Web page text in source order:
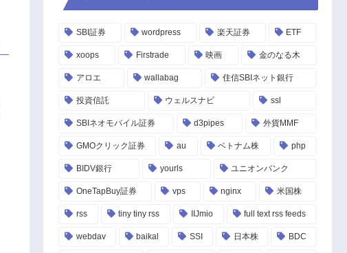
SBI証券 wordpress 楽天証券 ETF
xoops Firstrade 映画 金のなる木
アロエ wallabag 住信SBIネット銀行
投資信託 ウェルスナビ ssl
SBIネオモバイル証券 d3pipes 外貨MMF
GMOクリック証券 au ベトナム株 php
BIDV銀行 yourls ユニオンバンク
OneTapBuy証券 vps nginx 米国株
rss tiny tiny rss IIJmio full text rss feeds
webdav baikal SSI 日本株 BDC